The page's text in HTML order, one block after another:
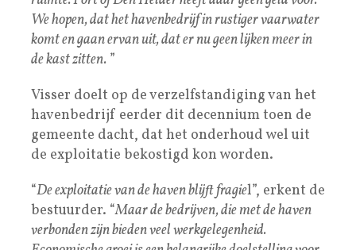
We hopen, dat het havenbedrijf in rustiger vaarwater
komt en gaan ervan uit, dat er nu geen lijken meer in
de kast zitten. ”
Visser doelt op de verzelfstandiging van het
havenbedrijf eerder dit decennium toen de
gemeente dacht, dat het onderhoud wel uit
de exploitatie bekostigd kon worden.
“De exploitatie van de haven blijft fragiel”, erkent de
bestuurder. “Maar de bedrijven, die met de haven
verbonden zijn bieden veel werkgelegenheid.